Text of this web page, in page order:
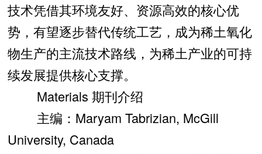
技术凭借其环境友好、资源高效的核心优
势，有望逐步替代传统工艺，成为稀土氧化
物生产的主流技术路线，为稀土产业的可持
续发展提供核心支撑。
Materials 期刊介绍
主编：Maryam Tabrizian, McGill
University, Canada